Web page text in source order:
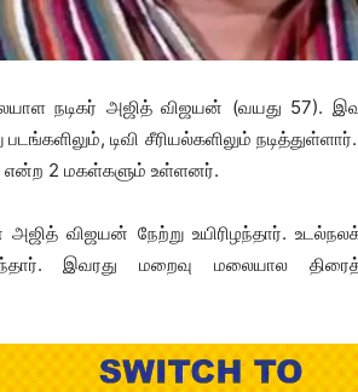
நடிகர் அஜித் விஜயன் (வயது 57).
டிவி சீரியல்களிலும்
என்ற 2 மகள்களும் உள்ளனர்.
விஜயன் நேற்று உயிரிழந்தார்.
இவரது மறைவு மலையால